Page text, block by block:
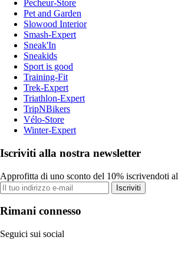
Pecheur-Store
Pet and Garden
Slowood Interior
Smash-Expert
Sneak'In
Sneakids
Sport is good
Training-Fit
Trek-Expert
Triathlon-Expert
TripNBikers
Vélo-Store
Winter-Expert
Iscriviti alla nostra newsletter
Approfitta di uno sconto del 10% iscrivendoti
Iscriviti
Rimani connesso
Seguici sui social